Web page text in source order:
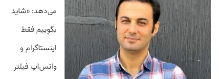
می‌دهد: «شاید
بگوییم فقط
اینستاگرام و
واتس‌اپ فیلتر